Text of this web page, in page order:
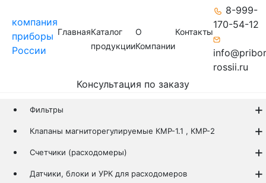
компания
приборы
России
ГлавнаяКаталог
продукции
О
Компании
Контакты
8-999-
170-54-12
rossii.ru
Консультация по заказу
Фильтры
Клапаны магниторегулируемые КМР-1.1 , КМР-2
Счетчики (расходомеры)
Датчики, блоки и УРК для расходомеров